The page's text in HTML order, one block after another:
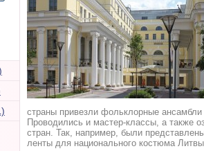
страны привезли фольклорные
Проводились и мастер-классы, а также
стран. Так, например, были
ленты для национального костюма